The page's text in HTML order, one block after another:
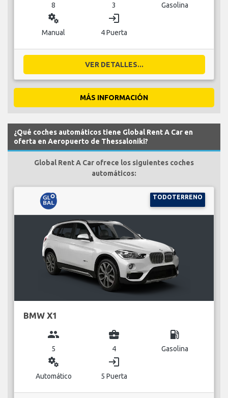
8 3 Gasolina
miscellaneous_services
Manual
login
4 Puerta
VER DETALLES...
MÁS INFORMACIÓN
¿Qué coches automáticos tiene Global Rent A Car en
oferta en Aeropuerto de Thessaloniki?
Global Rent A Car ofrece los siguientes coches
automáticos:
TODOTERRENO
BMW X1
group
5
business_center
4
local_gas_station
Gasolina
miscellaneous_services
Automático
login
5 Puerta